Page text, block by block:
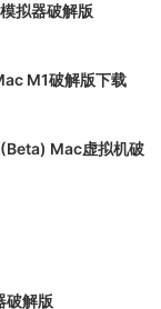
拟器破解版
M1破解版下载
Mac虚拟机破
破解版